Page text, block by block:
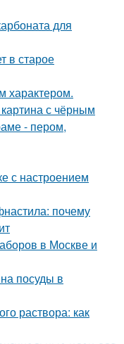
для
в старое
характером.
с чёрным
- пером,
с настроением
почему
в Москве и
посуды в
раствора: как